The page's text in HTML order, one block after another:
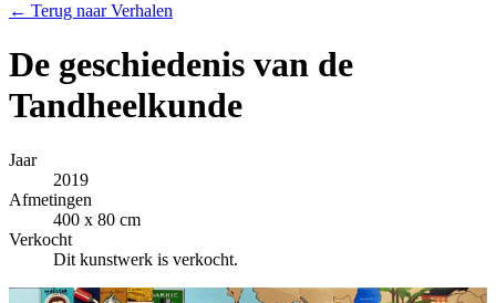
← Terug naar Verhalen
De geschiedenis van de
Tandheelkunde
Jaar
2019
Afmetingen
400 x 80 cm
Verkocht
Dit kunstwerk is verkocht.